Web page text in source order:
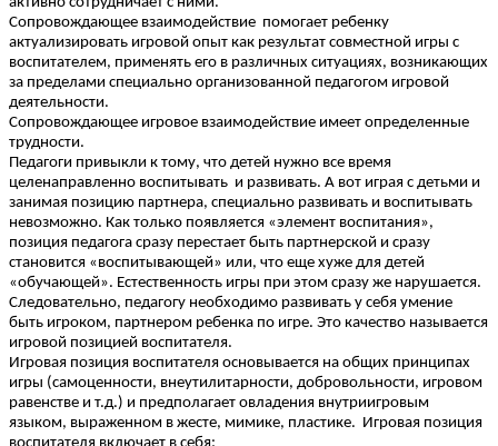
Сопровождающее взаимодействие помогает ребенку
актуализировать игровой опыт как результат совместной игры с
воспитателем, применять его в различных ситуациях, возникающих
за пределами специально организованной педагогом игровой
деятельности.
Сопровождающее игровое взаимодействие имеет определенные
трудности.
Педагоги привыкли к тому, что детей нужно все время
целенаправленно воспитывать и развивать. А вот играя с детьми и
занимая позицию партнера, специально развивать и воспитывать
невозможно. Как только появляется «элемент воспитания»,
позиция педагога сразу перестает быть партнерской и сразу
становится «воспитывающей» или, что еще хуже для детей
«обучающей». Естественность игры при этом сразу же нарушается.
Следовательно, педагогу необходимо развивать у себя умение
быть игроком, партнером ребенка по игре. Это качество называется
игровой позицией воспитателя.
Игровая позиция воспитателя основывается на общих принципах
игры (самоценности, внеутилитарности, добровольности, игровом
равенстве и т.д.) и предполагает овладения внутриигровым
языком, выраженном в жесте, мимике, пластике. Игровая позиция